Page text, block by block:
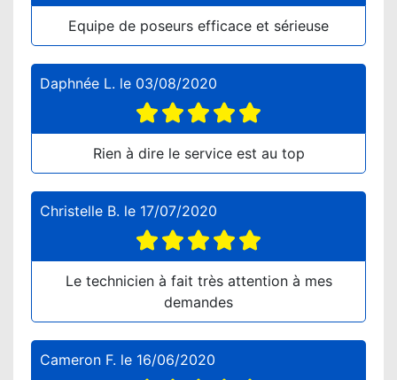
Equipe de poseurs efficace et sérieuse
Daphnée L. le 03/08/2020
Rien à dire le service est au top
Christelle B. le 17/07/2020
Le technicien à fait très attention à mes
demandes
Cameron F. le 16/06/2020